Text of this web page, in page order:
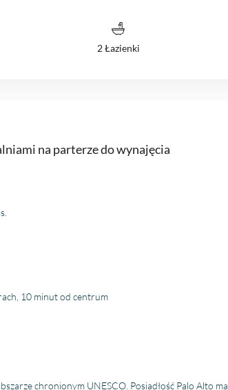
2 Łazienki
na parterze do wynajęcia
10 minut od centrum
chronionym UNESCO. Posiadłość Palo Alto ma